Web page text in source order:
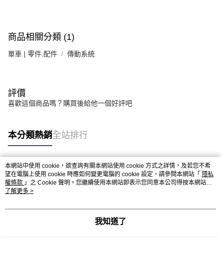
商品相關分類 (1)
單車 | 零件.配件 傳動系統
評價
喜歡這個商品嗎？購買後給他一個好評吧
本分類熱銷全站排行
熱門標籤
本網站中使用 cookie，欲查詢有關本網站使用 cookie 方式之詳情，及若您不希
望在電腦上使用 cookie 時應如何變更電腦的 cookie 設定，請參閱本網站「 隱私
權條款 」之 Cookie 聲明。您繼續使用本網站即表示您同意本公司得按本網站使
用條款之 Cookie 聲明使用 cookie。
了解更多 >
我知道了